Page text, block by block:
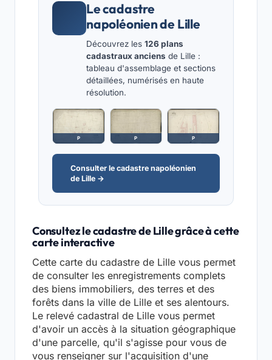
Le cadastre
napoléonien de Lille
Découvrez les 126 plans
cadastraux anciens de Lille :
tableau d'assemblage et sections
détaillées, numérisés en haute
résolution.
P P P
Consulter le cadastre napoléonien
de Lille →
Consultez le cadastre de Lille grâce à cette
carte interactive
Cette carte du cadastre de Lille vous permet
de consulter les enregistrements complets
des biens immobiliers, des terres et des
forêts dans la ville de Lille et ses alentours.
Le relevé cadastral de Lille vous permet
d'avoir un accès à la situation géographique
d'une parcelle, qu'il s'agisse pour vous de
vous renseigner sur l'acquisition d'une